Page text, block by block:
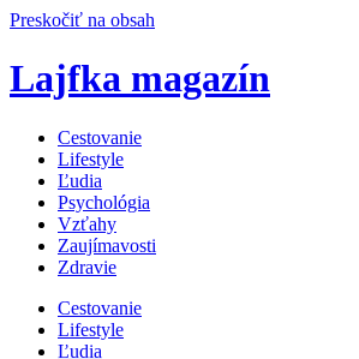
Preskočiť na obsah
Lajfka magazín
Cestovanie
Lifestyle
Ľudia
Psychológia
Vzťahy
Zaujímavosti
Zdravie
Cestovanie
Lifestyle
Ľudia